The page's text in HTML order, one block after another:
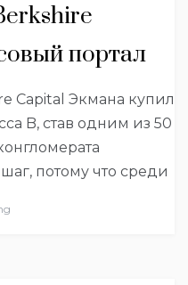
портал
Capital Экмана купил
B, став одним из 50
потому что среди